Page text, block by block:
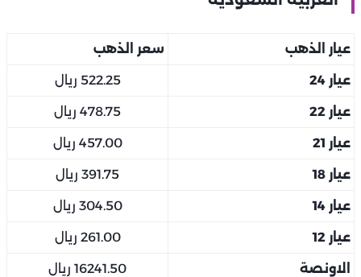
عيار الذهب سعر الذهب
عيار 24 522.25 ريال
عيار 22 478.75 ريال
عيار 21 457.00 ريال
عيار 18 391.75 ريال
عيار 14 304.50 ريال
عيار 12 261.00 ريال
الاونصة 16241.50 ريال